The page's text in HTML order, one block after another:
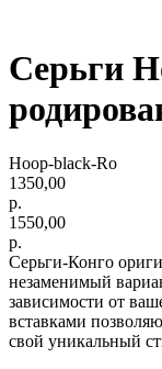
Серьги
Hoop-black-Ro
1350,00
р.
1550,00
р.
Серьги-Конго
незаменимый
зависимости от
вставками
свой уникальный